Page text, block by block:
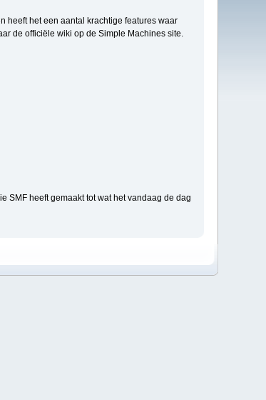
heeft het een aantal krachtige features waar
de officiële wiki op de Simple Machines site.
SMF heeft gemaakt tot wat het vandaag de dag